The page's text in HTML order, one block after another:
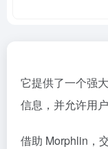
它提供了一个强
信息，并允许用
借助 Morphlin，